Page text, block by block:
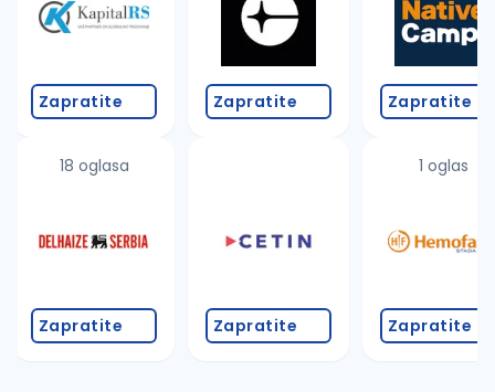
Zapratite
18 oglasa
Zapratite
Zapratite
Zapratite
Zapratite
1 oglas
Zapratite